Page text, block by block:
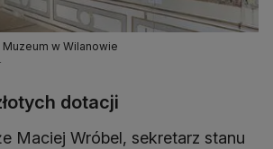
w Wilanowie
dotacji
Maciej Wróbel, sekretarz stanu